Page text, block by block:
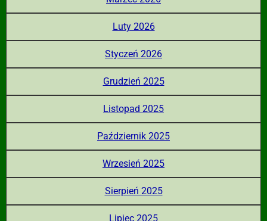
Luty 2026
Styczeń 2026
Grudzień 2025
Listopad 2025
Październik 2025
Wrzesień 2025
Sierpień 2025
Lipiec 2025